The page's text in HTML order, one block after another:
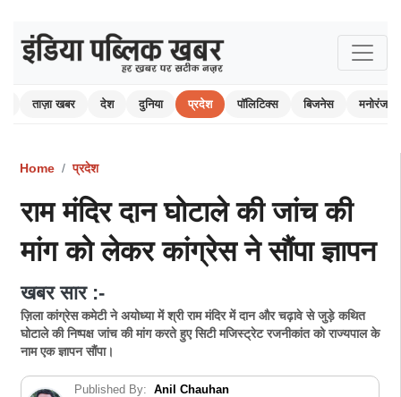
ताज़ा खबर देश दुनिया प्रदेश पॉलिटिक्स बिजनेस मनोरंजन
Home प्रदेश
राम मंदिर दान घोटाले की जांच की
मांग को लेकर कांग्रेस ने सौंपा ज्ञापन
खबर सार :-
ज़िला कांग्रेस कमेटी ने अयोध्या में श्री राम मंदिर में दान और चढ़ावे से जुड़े कथित
घोटाले की निष्पक्ष जांच की मांग करते हुए सिटी मजिस्ट्रेट रजनीकांत को राज्यपाल के
नाम एक ज्ञापन सौंपा।
Published By: Anil Chauhan